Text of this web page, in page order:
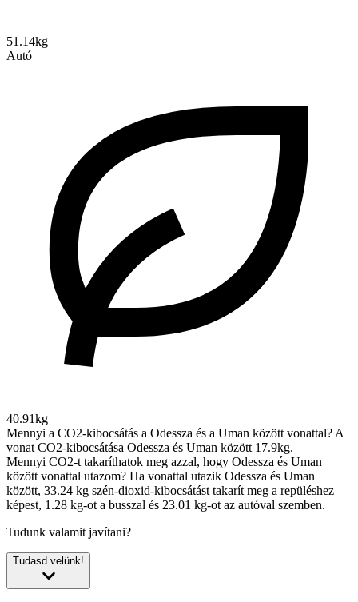
51.14kg
Autó
40.91kg
Mennyi a CO2-kibocsátás a Odessza és a Uman között vonattal? A
vonat CO2-kibocsátása Odessza és Uman között 17.9kg.
Mennyi CO2-t takaríthatok meg azzal, hogy Odessza és Uman
között vonattal utazom? Ha vonattal utazik Odessza és Uman
között, 33.24 kg szén-dioxid-kibocsátást takarít meg a repüléshez
képest, 1.28 kg-ot a busszal és 23.01 kg-ot az autóval szemben.
Tudunk valamit javítani?
Tudasd velünk!